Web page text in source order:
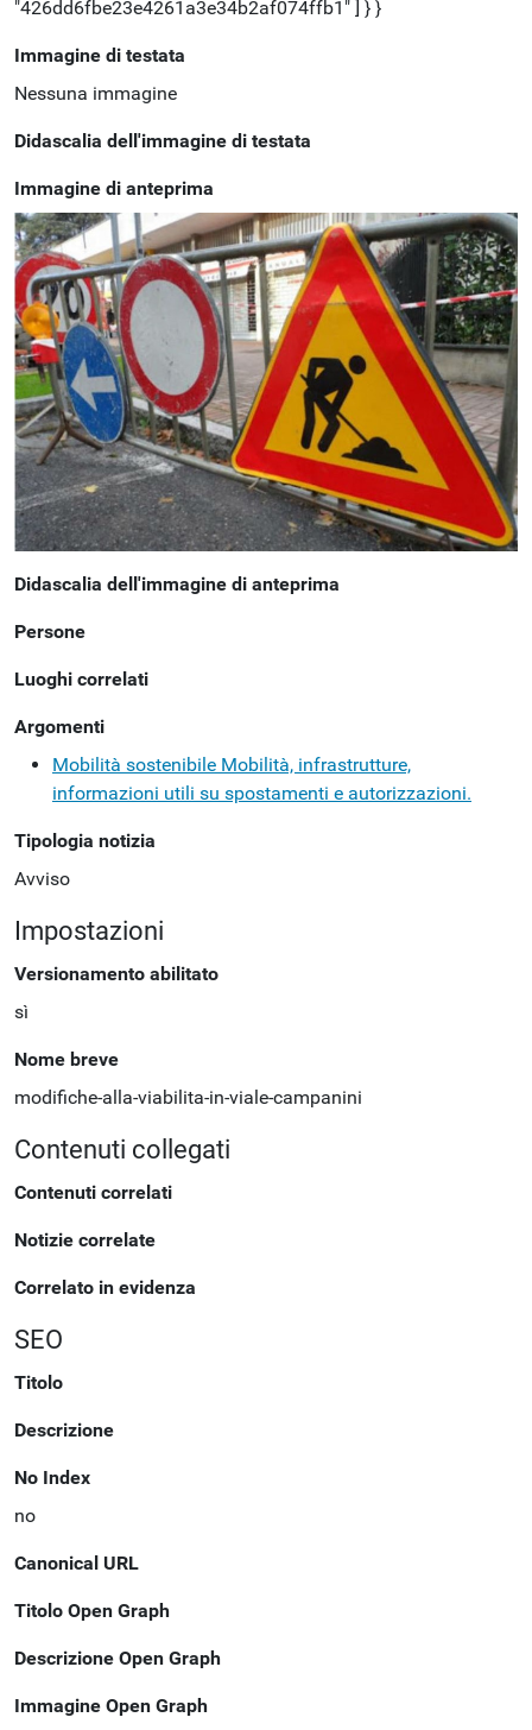
"426dd6fbe23e4261a3e34b2af074ffb1" ] } }
Immagine di testata
Nessuna immagine
Didascalia dell'immagine di testata
Immagine di anteprima
Didascalia dell'immagine di anteprima
Persone
Luoghi correlati
Argomenti
Mobilità sostenibile Mobilità, infrastrutture,
informazioni utili su spostamenti e autorizzazioni.
Tipologia notizia
Avviso
Impostazioni
Versionamento abilitato
sì
Nome breve
modifiche-alla-viabilita-in-viale-campanini
Contenuti collegati
Contenuti correlati
Notizie correlate
Correlato in evidenza
SEO
Titolo
Descrizione
No Index
no
Canonical URL
Titolo Open Graph
Descrizione Open Graph
Immagine Open Graph